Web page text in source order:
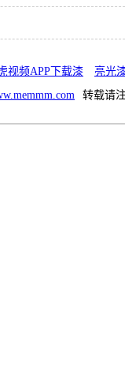
视频APP下载漆
亮光
转载请